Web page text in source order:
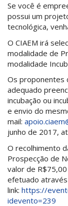
Se você é
possui um
tecnológica,
O CIAEM irá
modalidade de
modalidade
Os proponentes
adequado
incubação ou
e envio do
mail:
junho de 2017,
O recolhimento
Prospecção de
valor de
efetuado
link: https://
idevento=239